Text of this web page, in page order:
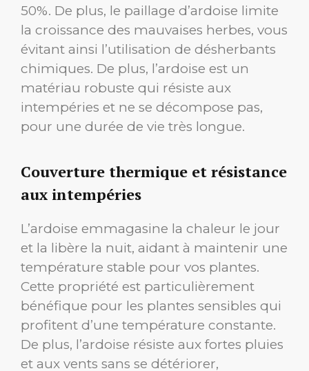
50%. De plus, le paillage d’ardoise limite
la croissance des mauvaises herbes, vous
évitant ainsi l’utilisation de désherbants
chimiques. De plus, l’ardoise est un
matériau robuste qui résiste aux
intempéries et ne se décompose pas,
pour une durée de vie très longue.
Couverture thermique et résistance
aux intempéries
L’ardoise emmagasine la chaleur le jour
et la libère la nuit, aidant à maintenir une
température stable pour vos plantes.
Cette propriété est particulièrement
bénéfique pour les plantes sensibles qui
profitent d’une température constante.
De plus, l’ardoise résiste aux fortes pluies
et aux vents sans se détériorer,